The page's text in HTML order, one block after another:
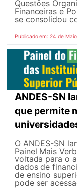
Questões
Financeiras e
se consolidou
Publicado em: 24 de
ANDES-SN
que permite
O ANDES-SN
Painel Mais
voltada para o
dados de
de ensino
pode ser